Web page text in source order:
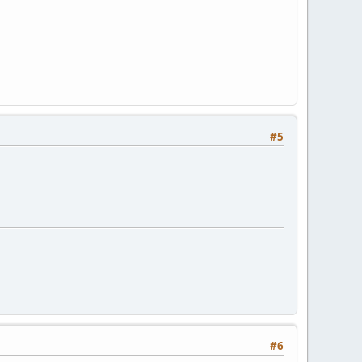
#5
#6